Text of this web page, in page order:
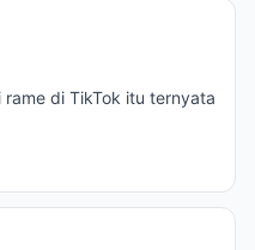
di TikTok itu ternyata